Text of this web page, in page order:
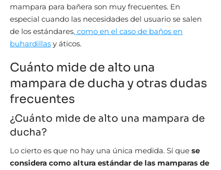
mampara para bañera son muy frecuentes. En
especial cuando las necesidades del usuario se salen
de los estándares, como en el caso de baños en
buhardillas y áticos.
Cuánto mide de alto una
mampara de ducha y otras dudas
frecuentes
¿Cuánto mide de alto una mampara de
ducha?
Lo cierto es que no hay una única medida. Sí que se
considera como altura estándar de las mamparas de